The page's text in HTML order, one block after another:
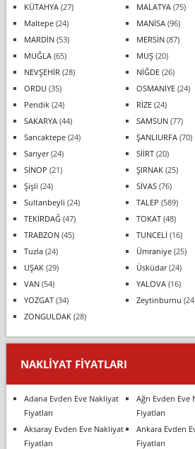
KÜTAHYA(27) MALATYA(75)
Maltepe(24) MANİSA(96)
MARDİN(53) MERSİN(87)
MUĞLA(65) MUŞ(20)
NEVŞEHİR (28) NİĞDE(26)
ORDU (35) OSMANİYE(24)
Pendik(24) RİZE(24)
SAKARYA(44) SAMSUN(77)
Sancaktepe(24) ŞANLIURFA(70)
Sarıyer(24) SİİRT(20)
SİNOP (21) ŞIRNAK(25)
Şişli (24) SİVAS(76)
Sultanbeyli (24) TALEP (589)
TEKİRDAĞ(47) TOKAT(48)
TRABZON(45) TUNCELİ (16)
Tuzla(24) Ümraniye(25)
UŞAK(29) Üsküdar(24)
VAN(54) YALOVA(16)
YOZGAT(34) Zeytinburnu
ZONGULDAK(28)
NAKLIYAT FIYATLARI
Adana Evden Eve Nakliyat
Fiyatları
Ağrı Evden Eve
Fiyatları
Aksaray Evden Eve Nakliyat
Fiyatları
Ankara Evden
Fiyatları